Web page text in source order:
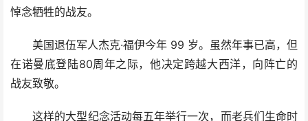
悼念牺牲的战友。
美国退伍军人杰克·福伊今年 99 岁。虽然年事已高，但
在诺曼底登陆80周年之际，他决定跨越大西洋，向阵亡的
战友致敬。
这样的大型纪念活动每五年举行一次，而老兵们生命时